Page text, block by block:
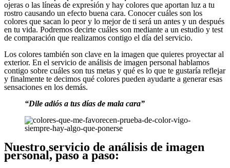
ojeras o las líneas de expresión y hay colores que aportan luz a tu
rostro causando un efecto buena cara. Conocer cuáles son los
colores que sacan lo peor y lo mejor de ti será un antes y un después
en tu vida. Podremos decirte cuáles son mediante a un estudio y test
de comparación que realizamos contigo el día del servicio.
Los colores también son clave en la imagen que quieres proyectar al
exterior. En el servicio de análisis de imagen personal hablamos
contigo sobre cuáles son tus metas y qué es lo que te gustaría reflejar
y finalmente te decimos qué colores pueden ayudarte a generar esas
sensaciones en los demás.
“Dile adiós a tus días de mala cara”
Nuestro servicio de análisis de imagen
personal, paso a paso: